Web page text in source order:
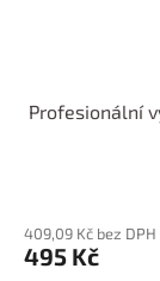
Profesionální
409,09 Kč bez DPH
495 Kč